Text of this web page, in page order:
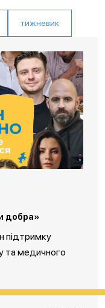
тижневик
добра»
підтримку
та медичного